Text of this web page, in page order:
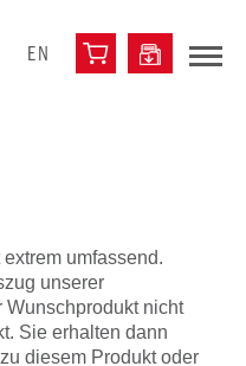
EN
umfassend.
unserer
Wunschprodukt nicht
Sie erhalten dann
diesem Produkt oder